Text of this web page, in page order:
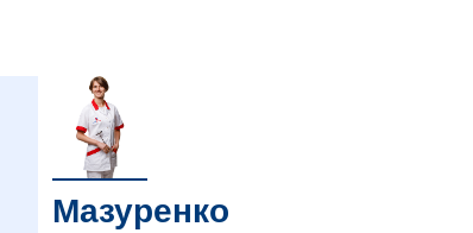
Мазуренко